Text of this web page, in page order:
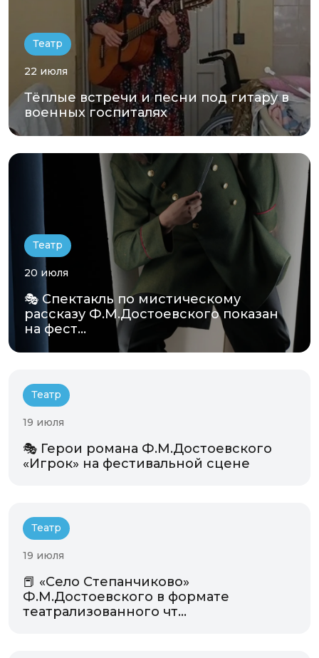
Театр
22 июля
Тёплые встречи и песни под гитару в
военных госпиталях
Театр
20 июля
🎭 Спектакль по мистическому
рассказу Ф.М.Достоевского показан
на фест...
Театр
19 июля
🎭 Герои романа Ф.М.Достоевского
«Игрок» на фестивальной сцене
Театр
19 июля
📕 «Село Степанчиково»
Ф.М.Достоевского в формате
театрализованного чт...